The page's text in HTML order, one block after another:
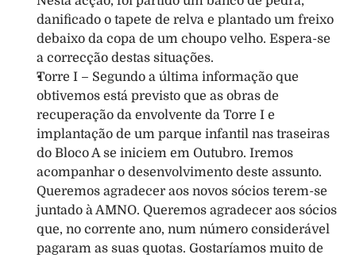
danificado o tapete de relva e plantado um freixo
debaixo da copa de um choupo velho. Espera-se
a correcção destas situações.
Torre I – Segundo a última informação que
obtivemos está previsto que as obras de
recuperação da envolvente da Torre I e
implantação de um parque infantil nas traseiras
do Bloco A se iniciem em Outubro. Iremos
acompanhar o desenvolvimento deste assunto.
Queremos agradecer aos novos sócios terem-se
juntado à AMNO. Queremos agradecer aos sócios
que, no corrente ano, num número considerável
pagaram as suas quotas. Gostaríamos muito de